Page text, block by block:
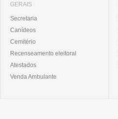
GERAIS
Secretaria
Canídeos
Cemitério
Recenseamento eleitoral
Atestados
Venda Ambulante